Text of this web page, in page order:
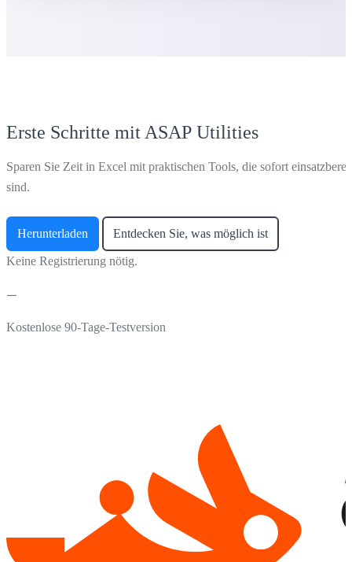
Erste Schritte mit ASAP Utilities
Sparen Sie Zeit in Excel mit praktischen Tools, die sofort einsatzbereit
sind.
Herunterladen Entdecken Sie, was möglich ist
Keine Registrierung nötig.
Kostenlose 90-Tage-Testversion